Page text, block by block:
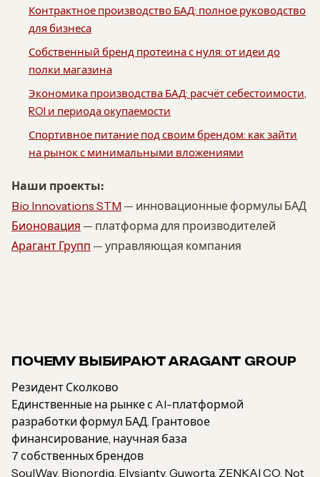
Контрактное производство БАД: полное руководство
для бизнеса
Собственный бренд протеина с нуля: от идеи до
полки магазина
Экономика производства БАД: расчёт себестоимости,
ROI и периода окупаемости
Спортивное питание под своим брендом: как зайти
на рынок с минимальными вложениями
Наши проекты:
Bio Innovations STM — инновационные формулы БАД
Бионовация — платформа для производителей
Арагант Групп — управляющая компания
ПОЧЕМУ ВЫБИРАЮТ ARAGANT GROUP
Резидент Сколково
Единственные на рынке с AI-платформой
разработки формул БАД. Грантовое
финансирование, научная база
7 собственных брендов
SoulWay, Bionordiq, Elysianty, Guworta, ZENKAI CO, Not